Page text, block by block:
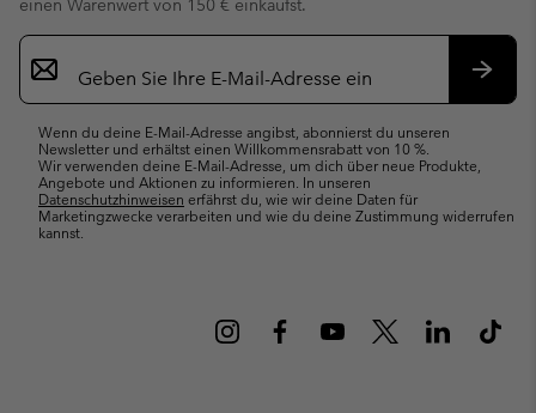
einen Warenwert von 150 € einkaufst.
Newsletter-
Anmeldung
Wenn du deine E-Mail-Adresse angibst, abonnierst du unseren
Newsletter und erhältst einen Willkommensrabatt von 10 %.
Wir verwenden deine E-Mail-Adresse, um dich über neue Produkte,
Angebote und Aktionen zu informieren. In unseren
Datenschutzhinweisen erfährst du, wie wir deine Daten für
Marketingzwecke verarbeiten und wie du deine Zustimmung widerrufen
kannst.